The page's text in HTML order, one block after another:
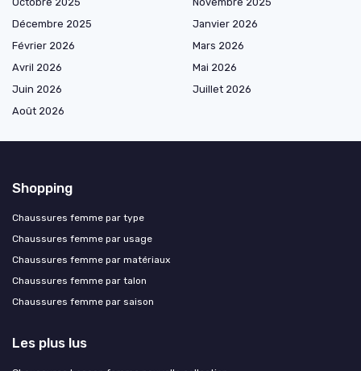
Décembre 2025
Janvier 2026
Février 2026
Mars 2026
Avril 2026
Mai 2026
Juin 2026
Juillet 2026
Août 2026
Shopping
Chaussures femme par type
Chaussures femme par usage
Chaussures femme par matériaux
Chaussures femme par talon
Chaussures femme par saison
Les plus lus